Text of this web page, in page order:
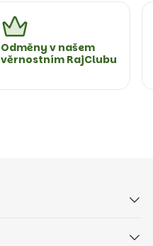
Odměny v našem
věrnostním RajClubu